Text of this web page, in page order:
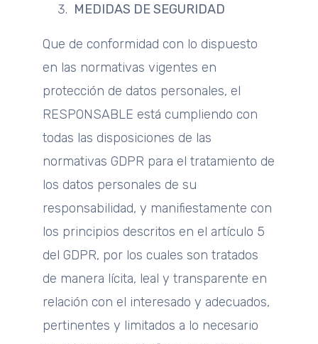
MEDIDAS DE SEGURIDAD
Que de conformidad con lo dispuesto
en las normativas vigentes en
protección de datos personales, el
RESPONSABLE está cumpliendo con
todas las disposiciones de las
normativas GDPR para el tratamiento de
los datos personales de su
responsabilidad, y manifiestamente con
los principios descritos en el artículo 5
del GDPR, por los cuales son tratados
de manera lícita, leal y transparente en
relación con el interesado y adecuados,
pertinentes y limitados a lo necesario